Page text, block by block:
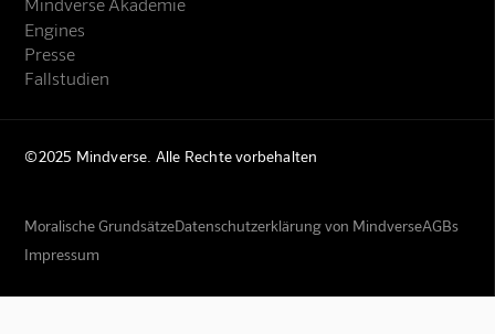
Engines
Presse
Fallstudien
©2025 Mindverse. Alle Rechte vorbehalten
Moralische GrundsätzeDatenschutzerklärung von MindverseAGBs
Impressum